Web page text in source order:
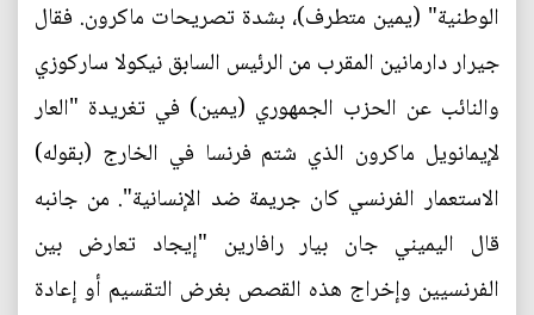
الوطنية" (يمين متطرف)، بشدة تصريحات ماكرون. فقال
جيرار دارمانين المقرب من الرئيس السابق نيكولا ساركوزي
والنائب عن الحزب الجمهوري (يمين) في تغريدة "العار
لإيمانويل ماكرون الذي شتم فرنسا في الخارج (بقوله)
الاستعمار الفرنسي كان جريمة ضد الإنسانية". من جانبه
قال اليميني جان بيار رافارين "إيجاد تعارض بين
الفرنسيين وإخراج هذه القصص بغرض التقسيم أو إعادة